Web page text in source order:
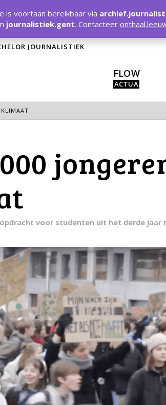
JOURNALISTIEK
FLOW
KLIMAAT
voor studenten uit het derde jaar
voortaan bereikbaar via
journalistiek.gent. Contacteer